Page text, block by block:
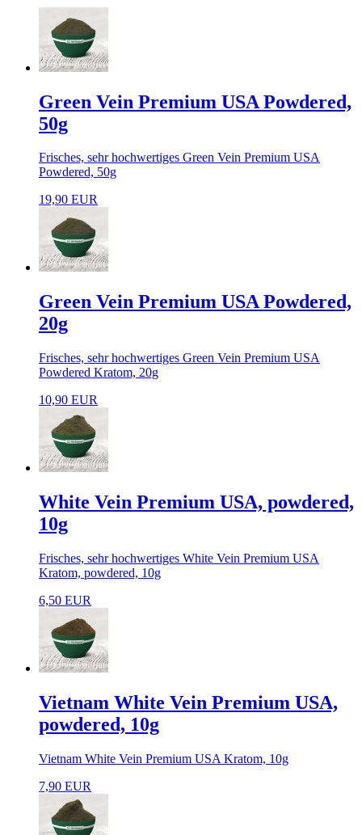
Green Vein Premium USA Powdered,
50g
Frisches, sehr hochwertiges Green Vein Premium USA
Powdered, 50g
19,90 EUR
Green Vein Premium USA Powdered,
20g
Frisches, sehr hochwertiges Green Vein Premium USA
Powdered Kratom, 20g
10,90 EUR
White Vein Premium USA, powdered,
10g
Frisches, sehr hochwertiges White Vein Premium USA
Kratom, powdered, 10g
6,50 EUR
Vietnam White Vein Premium USA,
powdered, 10g
Vietnam White Vein Premium USA Kratom, 10g
7,90 EUR